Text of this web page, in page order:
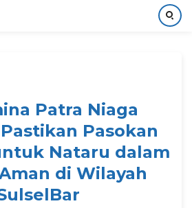
Patra Niaga
Pasokan
Nataru dalam
di Wilayah